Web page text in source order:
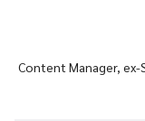
Content Manager,